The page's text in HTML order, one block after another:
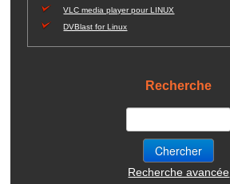
VLC media player pour LINUX
DVBlast for Linux
Recherche
Recherche avancée